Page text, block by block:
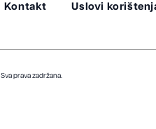
Kontakt Uslovi
Sva prava zadržana.